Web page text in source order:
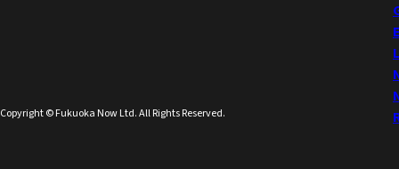
Copyright © Fukuoka Now Ltd. All Rights Reserved.